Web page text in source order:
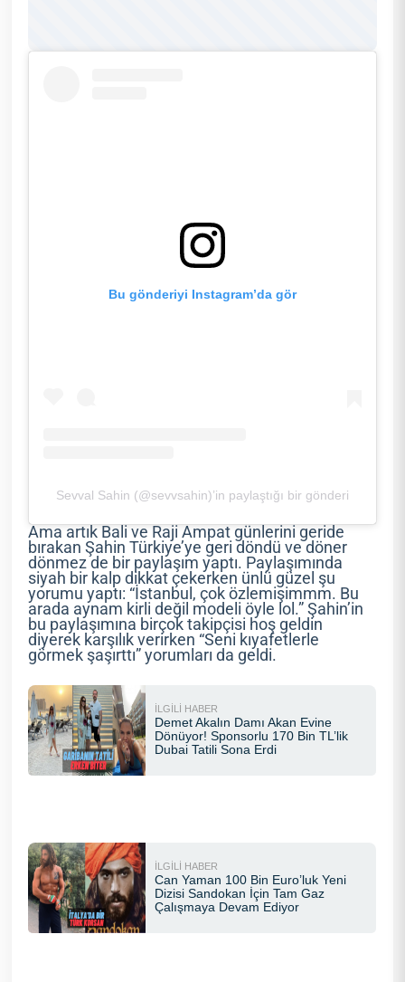
Bu gönderiyi Instagram’da gör
Sevval Sahin (@sevvsahin)’in paylaştığı bir gönderi
Ama artık Bali ve Raji Ampat günlerini geride
bırakan Şahin Türkiye’ye geri döndü ve döner
dönmez de bir paylaşım yaptı. Paylaşımında
siyah bir kalp dikkat çekerken ünlü güzel şu
yorumu yaptı: “İstanbul, çok özlemişimmm. Bu
arada aynam kirli değil modeli öyle lol.” Şahin’in
bu paylaşımına birçok takipçisi hoş geldin
diyerek karşılık verirken “Seni kıyafetlerle
görmek şaşırttı” yorumları da geldi.